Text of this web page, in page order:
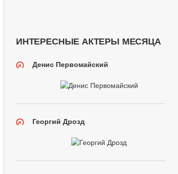
ИНТЕРЕСНЫЕ АКТЕРЫ МЕСЯЦА
Денис Первомайский
Георгий Дрозд